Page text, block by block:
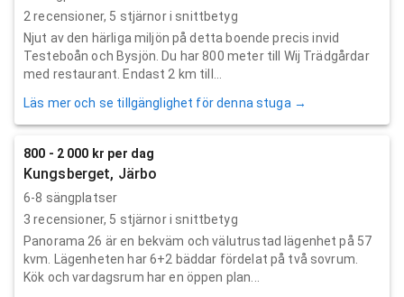
2 recensioner, 5 stjärnor i snittbetyg
Njut av den härliga miljön på detta boende precis invid
Testeboån och Bysjön. Du har 800 meter till Wij Trädgårdar
med restaurant. Endast 2 km till...
Läs mer och se tillgänglighet för denna stuga →
800 - 2 000 kr per dag
Kungsberget, Järbo
6-8 sängplatser
3 recensioner, 5 stjärnor i snittbetyg
Panorama 26 är en bekväm och välutrustad lägenhet på 57
kvm. Lägenheten har 6+2 bäddar fördelat på två sovrum.
Kök och vardagsrum har en öppen plan...